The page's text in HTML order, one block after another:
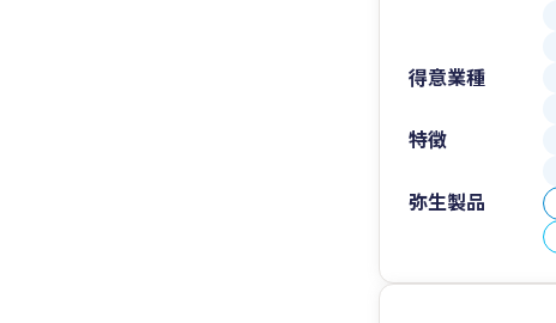
得意業種
特徴
弥生製品